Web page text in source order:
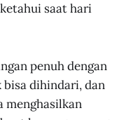
saat hari
penuh dengan
dihindari, dan
menghasilkan